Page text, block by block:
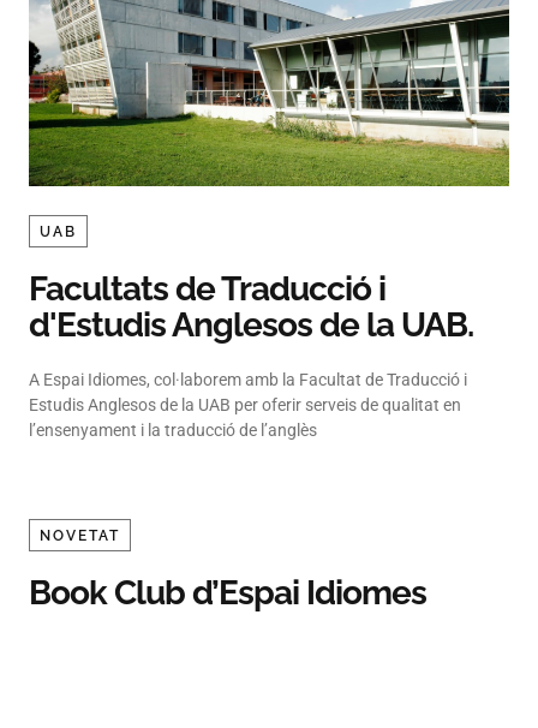
UAB
Facultats de Traducció i
d'Estudis Anglesos de la UAB.
A Espai Idiomes, col·laborem amb la Facultat de Traducció i
Estudis Anglesos de la UAB per oferir serveis de qualitat en
l’ensenyament i la traducció de l’anglès
NOVETAT
Book Club d’Espai Idiomes